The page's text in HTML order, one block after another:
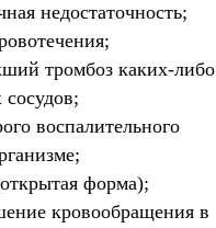
недостаточность;
тромбоз каких-либо
воспалительного
форма);
кровообращения в